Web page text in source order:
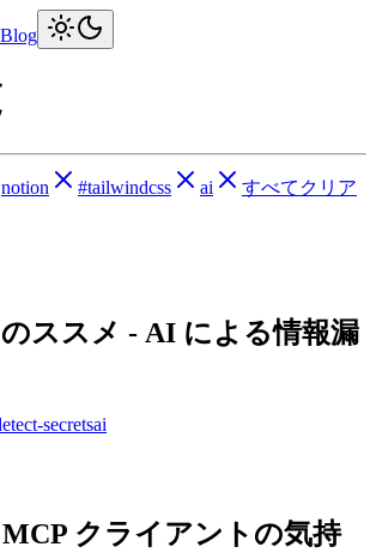
notion #tailwindcss ai すべてクリア
ススメ - AI による情報漏
secretsai
クライアントの気持